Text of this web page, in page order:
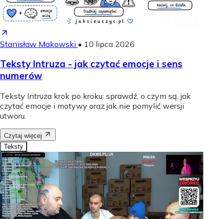
Stanisław Makowski • 10 lipca 2026
Teksty Intruza - jak czytać emocje i sens
numerów
Teksty Intruza krok po kroku: sprawdź, o czym są, jak
czytać emocje i motywy oraz jak nie pomylić wersji
utworu.
Czytaj więcej
Teksty